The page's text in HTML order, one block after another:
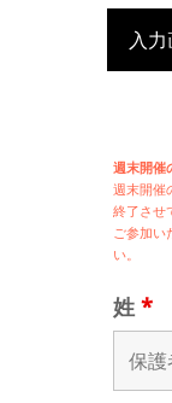
入
週末開催
週末開催
終了させ
ご参加い
い。
姓 *